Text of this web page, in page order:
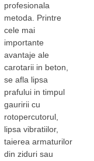
profesionala
metoda. Printre
cele mai
importante
avantaje ale
carotarii in beton,
se afla lipsa
prafului in timpul
gauririi cu
rotopercutorul,
lipsa vibratiilor,
taierea armaturilor
din ziduri sau